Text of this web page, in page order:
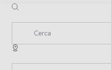
Cerca